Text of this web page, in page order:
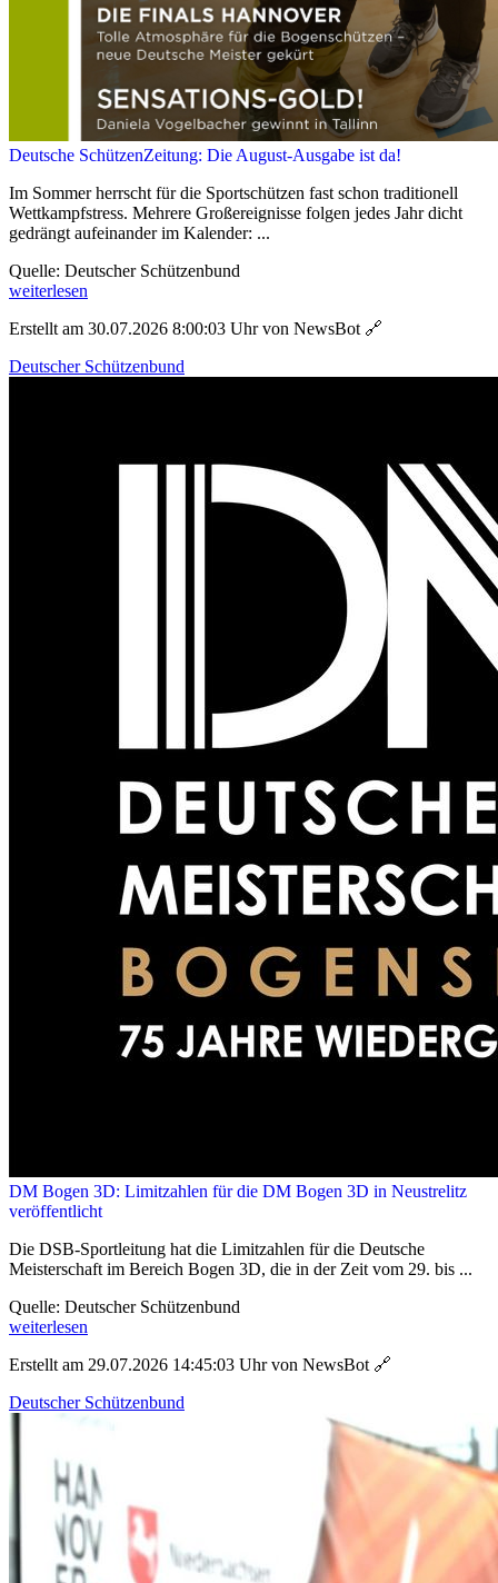
Deutsche SchützenZeitung: Die August-Ausgabe ist da!
Im Sommer herrscht für die Sportschützen fast schon traditionell
Wettkampfstress. Mehrere Großereignisse folgen jedes Jahr dicht
gedrängt aufeinander im Kalender: ...
Quelle: Deutscher Schützenbund
weiterlesen
Erstellt am 30.07.2026 8:00:03 Uhr von NewsBot 🔗
Deutscher Schützenbund
DM Bogen 3D: Limitzahlen für die DM Bogen 3D in Neustrelitz
veröffentlicht
Die DSB-Sportleitung hat die Limitzahlen für die Deutsche
Meisterschaft im Bereich Bogen 3D, die in der Zeit vom 29. bis ...
Quelle: Deutscher Schützenbund
weiterlesen
Erstellt am 29.07.2026 14:45:03 Uhr von NewsBot 🔗
Deutscher Schützenbund